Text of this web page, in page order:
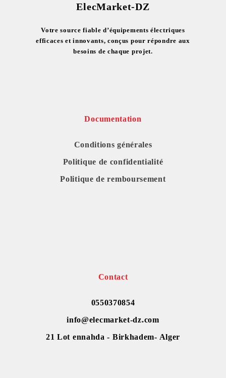
ElecMarket-DZ
Votre source fiable d’équipements électriques
efficaces et innovants, conçus pour répondre aux
besoins de chaque projet.
Documentation
Conditions générales
Politique de confidentialité
Politique de remboursement
Contact
0550370854
info@elecmarket-dz.com
21 Lot ennahda - Birkhadem- Alger